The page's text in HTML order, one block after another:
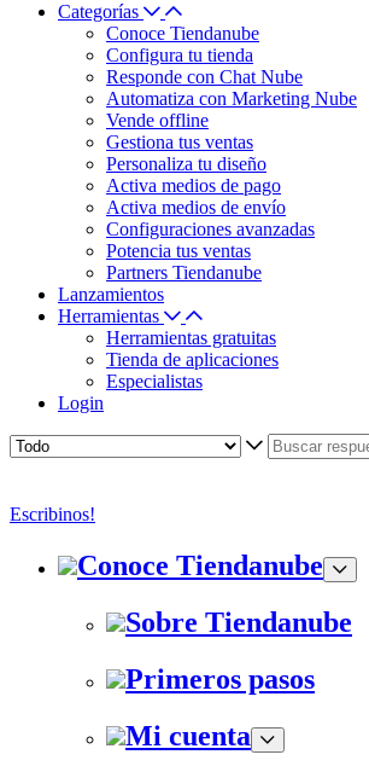
Categorías
Conoce Tiendanube
Configura tu tienda
Responde con Chat Nube
Automatiza con Marketing Nube
Vende offline
Gestiona tus ventas
Personaliza tu diseño
Activa medios de pago
Activa medios de envío
Configuraciones avanzadas
Potencia tus ventas
Partners Tiendanube
Lanzamientos
Herramientas
Herramientas gratuitas
Tienda de aplicaciones
Especialistas
Login
Escribinos!
Conoce Tiendanube
Sobre Tiendanube
Primeros pasos
Mi cuenta